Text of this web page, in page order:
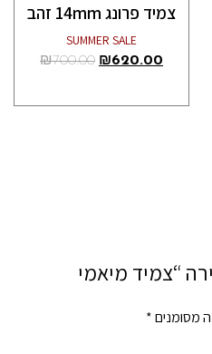
צמיד פרונג 14mm זהב
SUMMER SALE
₪620.00
₪700.00
“צמיד מיאמי
מסומנים*